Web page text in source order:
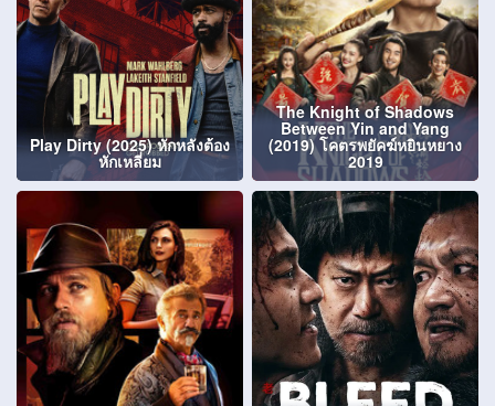
Play Dirty (2025) หักหลังต้อง
หักเหลี่ยม
The Knight of Shadows
Between Yin and Yang
(2019) โคตรพยัคฆ์หยินหยาง
2019